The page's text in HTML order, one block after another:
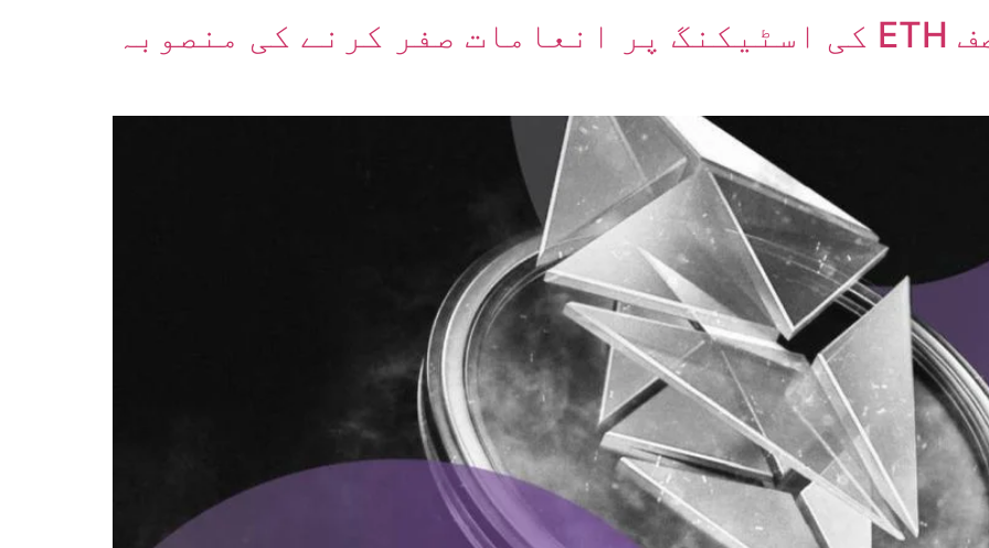
ایتھیریم کی تجویز: نصف ETH کی اسٹیکنگ پر انعامات صفر کرنے کی منصوبہ